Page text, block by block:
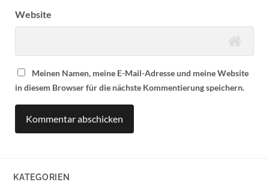
Website
Meinen Namen, meine E-Mail-Adresse und meine Website
in diesem Browser für die nächste Kommentierung speichern.
KATEGORIEN